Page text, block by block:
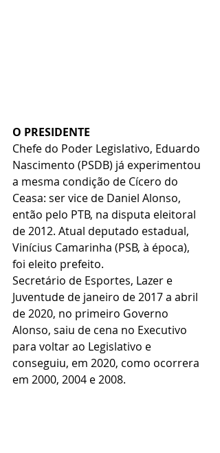
O PRESIDENTE
Chefe do Poder Legislativo, Eduardo
Nascimento (PSDB) já experimentou
a mesma condição de Cícero do
Ceasa: ser vice de Daniel Alonso,
então pelo PTB, na disputa eleitoral
de 2012. Atual deputado estadual,
Vinícius Camarinha (PSB, à época),
foi eleito prefeito.
Secretário de Esportes, Lazer e
Juventude de janeiro de 2017 a abril
de 2020, no primeiro Governo
Alonso, saiu de cena no Executivo
para voltar ao Legislativo e
conseguiu, em 2020, como ocorrera
em 2000, 2004 e 2008.